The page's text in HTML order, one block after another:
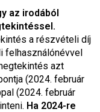
az irodából
a részvételi díj
felhasználónévvel
azt
(2024. február
(2024. február
Ha 2024-re